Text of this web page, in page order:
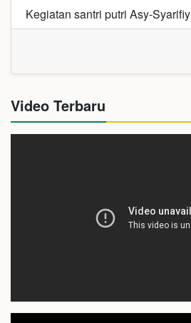
Kegiatan santri putri Asy-Syarifiy
Video Terbaru